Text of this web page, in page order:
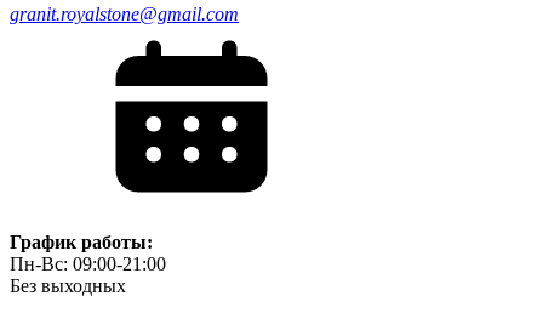
granit.royalstone@gmail.com
График работы:
Пн-Вс: 09:00-21:00
Без выходных